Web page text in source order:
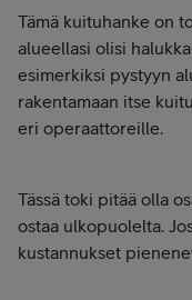
Tämä kuituhanke on
alueellasi olisi
esimerkiksi pystyyn
rakentamaan itse
eri operaattoreille.
Tässä toki pitää olla
ostaa ulkopuolelta.
kustannukset